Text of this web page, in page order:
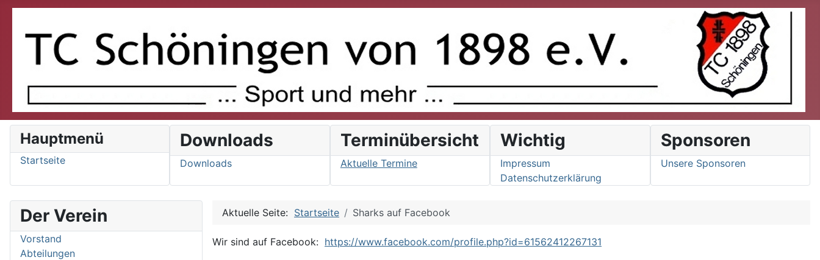
Hauptmenü
Startseite
Downloads
Downloads
Terminübersicht
Aktuelle Termine
Wichtig
Impressum
Datenschutzerklärung
Sponsoren
Unsere Sponsoren
Der Verein
Vorstand
Abteilungen
Aktuelle Seite: Startseite Sharks auf Facebook
Wir sind auf Facebook: https://www.facebook.com/profile.php?id=61562412267131